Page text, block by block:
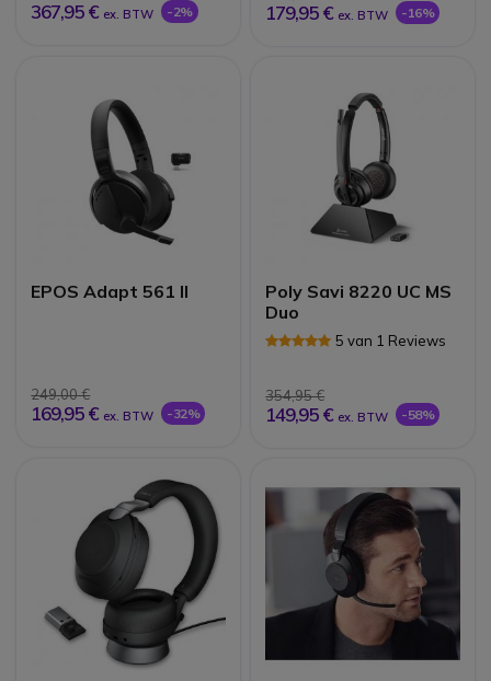
367,95 € ex. BTW -2% 179,95 € ex. BTW -16%
EPOS Adapt 561 II
249,00 €
169,95 € ex. BTW -32%
Poly Savi 8220 UC MS
Duo
5 van 1 Reviews
354,95 €
149,95 € ex. BTW -58%